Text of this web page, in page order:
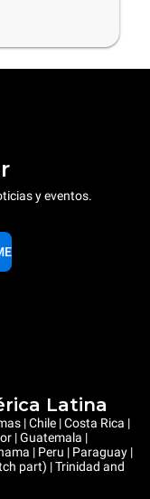
y eventos.
Latina
| Chile | Costa Rica |
| Guatemala |
| Peru | Paraguay |
part) | Trinidad and